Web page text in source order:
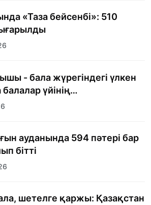
«Таза бейсенбі»: 510
- бала жүрегіндегі үлкен
үйінің
мерекелік күн
ауданында 594 пәтері бар
бітті
шетелге қаржы: Қазақстан